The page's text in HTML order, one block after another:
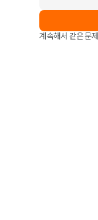
계속해서 같은 문